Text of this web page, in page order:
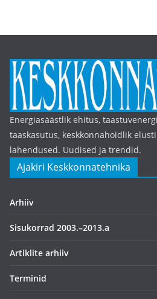
Energiasäästlik ehitus,
taaskasutus, keskkonnahoidlik
lahendused. Uudised ja trendid.
Ajakiri Keskkonnatehnika
Arhiiv
Sisukorrad 2003.–2013.a
Artiklite arhiiv
Terminid